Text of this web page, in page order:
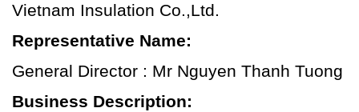
Vietnam Insulation Co.,Ltd.
Representative Name:
General Director : Mr Nguyen Thanh Tuong
Business Description: